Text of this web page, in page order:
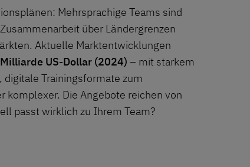
Mehrsprachige Teams sind
über Ländergrenzen
Aktuelle Marktentwicklungen
US-Dollar (2024) – mit starkem
Trainingsformate zum
komplexer. Die Angebote reichen von
passt wirklich zu Ihrem Team?